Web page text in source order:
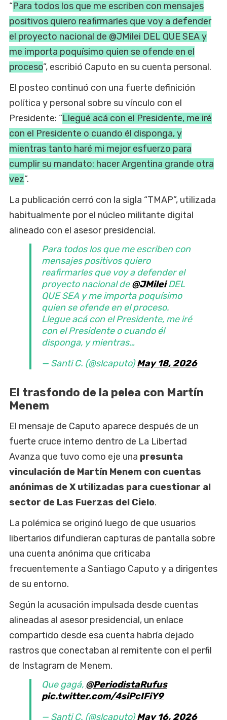
“Para todos los que me escriben con mensajes
positivos quiero reafirmarles que voy a defender
el proyecto nacional de @JMilei DEL QUE SEA y
me importa poquísimo quien se ofende en el
proceso”, escribió Caputo en su cuenta personal.
El posteo continuó con una fuerte definición
política y personal sobre su vínculo con el
Presidente: “Llegué acá con el Presidente, me iré
con el Presidente o cuando él disponga, y
mientras tanto haré mi mejor esfuerzo para
cumplir su mandato: hacer Argentina grande otra
vez”.
La publicación cerró con la sigla “TMAP”, utilizada
habitualmente por el núcleo militante digital
alineado con el asesor presidencial.
Para todos los que me escriben con
mensajes positivos quiero
reafirmarles que voy a defender el
proyecto nacional de@JMileiDEL
QUE SEA y me importa poquísimo
quien se ofende en el proceso.
Llegue acá con el Presidente, me iré
con el Presidente o cuando él
disponga, y mientras…
— Santi C. (@slcaputo)May 18, 2026
El trasfondo de la pelea con Martín
Menem
El mensaje de Caputo aparece después de un
fuerte cruce interno dentro de La Libertad
Avanza que tuvo como eje una presunta
vinculación de Martín Menem con cuentas
anónimas de X utilizadas para cuestionar al
sector de Las Fuerzas del Cielo.
La polémica se originó luego de que usuarios
libertarios difundieran capturas de pantalla sobre
una cuenta anónima que criticaba
frecuentemente a Santiago Caputo y a dirigentes
de su entorno.
Según la acusación impulsada desde cuentas
alineadas al asesor presidencial, un enlace
compartido desde esa cuenta habría dejado
rastros que conectaban al remitente con el perfil
de Instagram de Menem.
Que gagá, @PeriodistaRufus
pic.twitter.com/4siPcIFiY9
— Santi C. (@slcaputo)May 16, 2026